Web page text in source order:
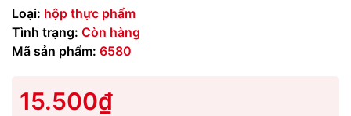
Loại: hộp thực phẩm
Tình trạng: Còn hàng
Mã sản phẩm: 6580
15.500₫